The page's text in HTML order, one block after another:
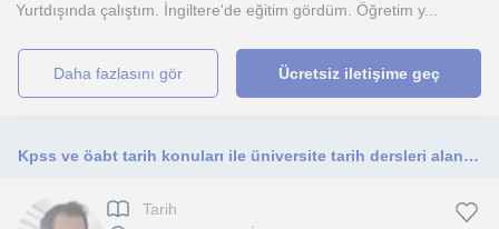
Yurtdışında çalıştım. İngiltere'de eğitim gördüm. Öğretim y...
daha fazlasını gör Ücretsiz iletişime geç
Kpss ve öabt tarih konuları ile üniversite tarih dersleri alanında eğitici ve öğretici ders verilir
Tarih